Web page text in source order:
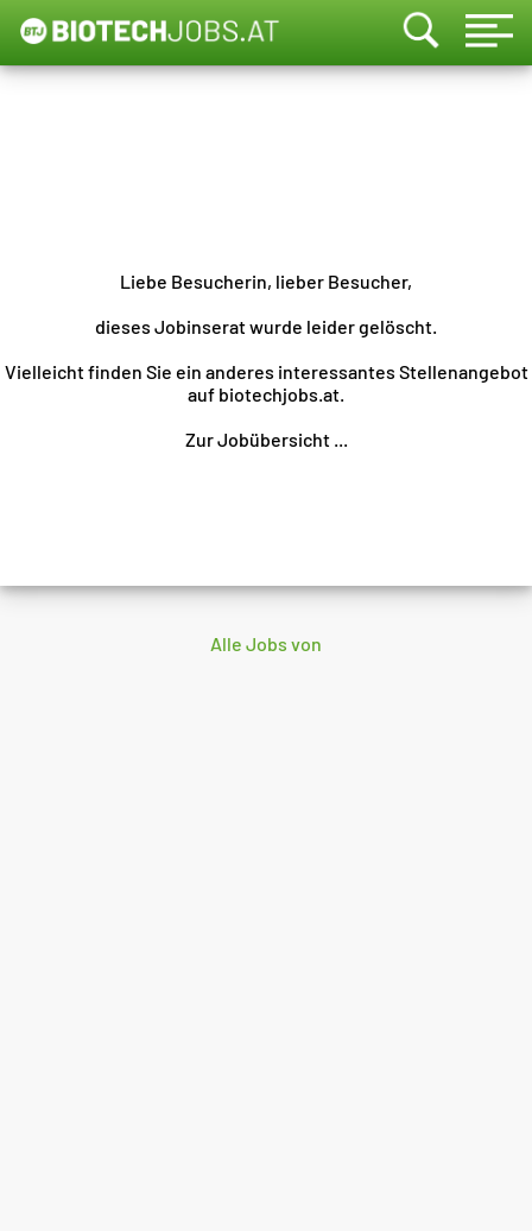
Liebe Besucherin, lieber Besucher,
dieses Jobinserat wurde leider gelöscht.
Vielleicht finden Sie ein anderes interessantes Stellenangebot
auf biotechjobs.at.
Zur Jobübersicht ...
Alle Jobs von